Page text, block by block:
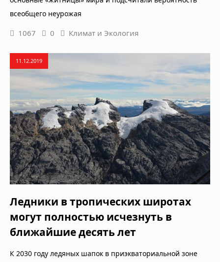
всеобщего неурожая
1067 0 Климат и Экология
11.12.2019
Ледники в тропических широтах
могут полностью исчезнуть в
ближайшие десять лет
К 2030 году ледяных шапок в приэкваториальной зоне